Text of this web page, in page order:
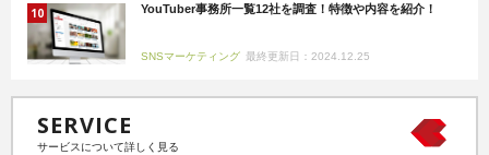
YouTuber事務所一覧12社を調査！特徴や内容を紹介！
SNSマーケティング 最終更新日：2024.12.25
SERVICE
サービスについて詳しく見る